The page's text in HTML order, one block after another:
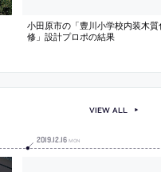
小田原市の「豊川小学校内装木質
修」設計プロポの結果
2019.12.16 MON
VIEW ALL